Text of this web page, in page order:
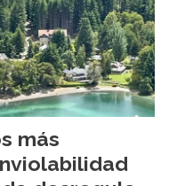
más